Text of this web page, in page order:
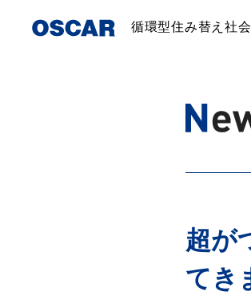
循環型住み替え社
超が
てき